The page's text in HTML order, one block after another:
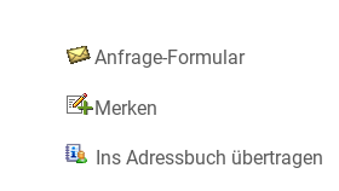
Anfrage-Formular
Merken
Ins Adressbuch übertragen